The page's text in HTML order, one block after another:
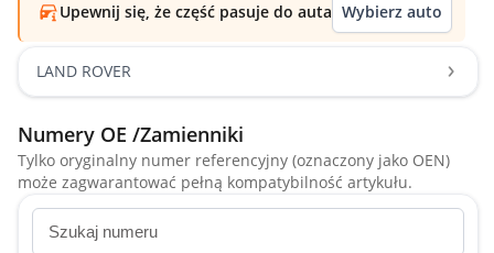
Upewnij się, że część pasuje do auta Wybierz auto
LAND ROVER
Numery OE /Zamienniki
Tylko oryginalny numer referencyjny (oznaczony jako OEN)
może zagwarantować pełną kompatybilność artykułu.